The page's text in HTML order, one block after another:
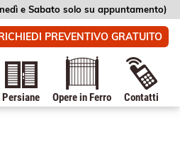
e Sabato solo su appuntamento)
PREVENTIVO GRATUITO
Persiane Opere in Ferro Contatti